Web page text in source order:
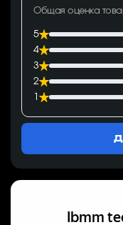
Общая оценка
5
4
3
2